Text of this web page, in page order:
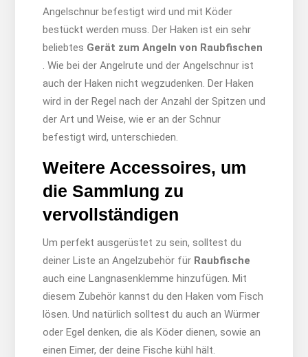
Angelschnur befestigt wird und mit Köder
bestückt werden muss. Der Haken ist ein sehr
beliebtes Gerät zum Angeln von Raubfischen
. Wie bei der Angelrute und der Angelschnur ist
auch der Haken nicht wegzudenken. Der Haken
wird in der Regel nach der Anzahl der Spitzen und
der Art und Weise, wie er an der Schnur
befestigt wird, unterschieden.
Weitere Accessoires, um
die Sammlung zu
vervollständigen
Um perfekt ausgerüstet zu sein, solltest du
deiner Liste an Angelzubehör für Raubfische
auch eine Langnasenklemme hinzufügen. Mit
diesem Zubehör kannst du den Haken vom Fisch
lösen. Und natürlich solltest du auch an Würmer
oder Egel denken, die als Köder dienen, sowie an
einen Eimer, der deine Fische kühl hält.